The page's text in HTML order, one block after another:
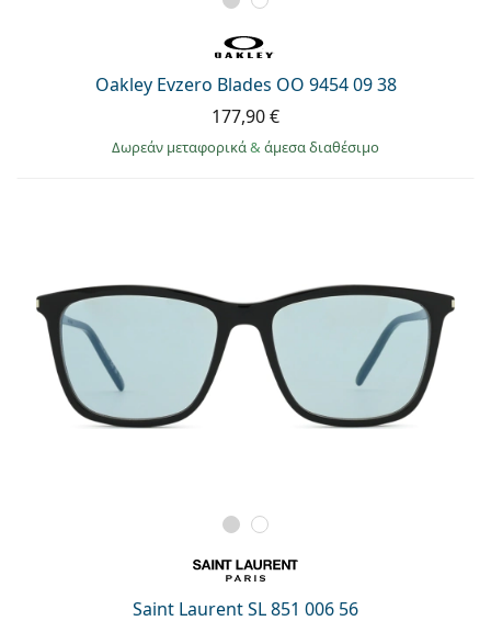
Όλες οι μάρκες
Oakley Evzero Blades OO 9454 09 38
177,90 €
Δωρεάν μεταφορικά& άμεσα διαθέσιμο
Saint Laurent SL 851 006 56